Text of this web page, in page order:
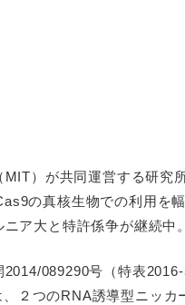
）が共同運営する研究
の真核生物での利用を
ア大と特許係争が継続中。
089290号（特表2016-
２つのRNA誘導型ニッ